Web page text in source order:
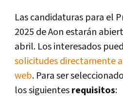
Las candidaturas para el
2025 de Aon estarán
abril. Los interesados
solicitudes directamente
web. Para ser
los siguientesrequisitos: